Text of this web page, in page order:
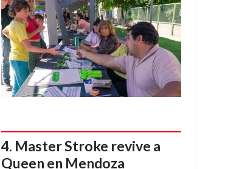
Master Stroke revive a
Queen en Mendoza